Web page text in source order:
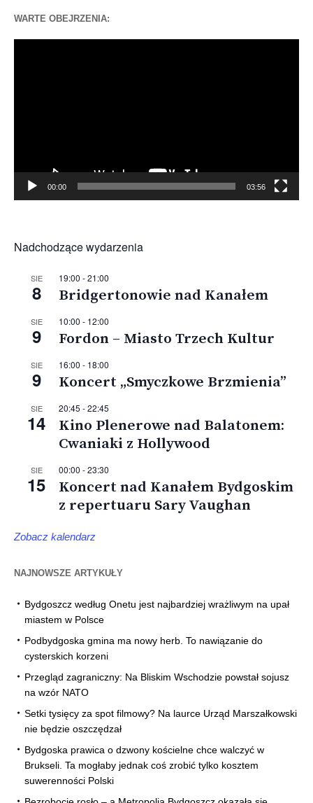
WARTE OBEJRZENIA:
00:00 03:56
Nadchodzące wydarzenia
SIE
8
19:00 -21:00
Bridgertonowie nad Kanałem
SIE
9
10:00 - 12:00
Fordon – Miasto Trzech Kultur
SIE
9
16:00 - 18:00
Koncert „Smyczkowe Brzmienia”
SIE
14
20:45 -22:45
Kino Plenerowe nad Balatonem:
Cwaniaki z Hollywood
SIE
15
00:00 -23:30
Koncert nad Kanałem Bydgoskim
z repertuaru Sary Vaughan
Zobacz kalendarz
NAJNOWSZE ARTYKUŁY
Bydgoszcz według Onetu jest najbardziej wrażliwym na upał
miastem w Polsce
Podbydgoska gmina ma nowy herb. To nawiązanie do
cysterskich korzeni
Przegląd zagraniczny: Na Bliskim Wschodzie powstał sojusz
na wzór NATO
Setki tysięcy za spot filmowy? Na laurce Urząd Marszałkowski
nie będzie oszczędzał
Bydgoska prawica o dzwony kościelne chce walczyć w
Brukseli. Ta mogłaby jednak coś zrobić tylko kosztem
suwerenności Polski